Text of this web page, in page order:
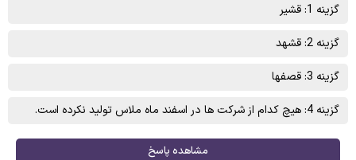
گزینه 1: قشیر
گزینه 2: قشهد
گزینه 3: قصفها
گزینه 4: هیچ کدام از شرکت ها در اسفند ماه ملاس تولید نکرده است.
مشاهده پاسخ